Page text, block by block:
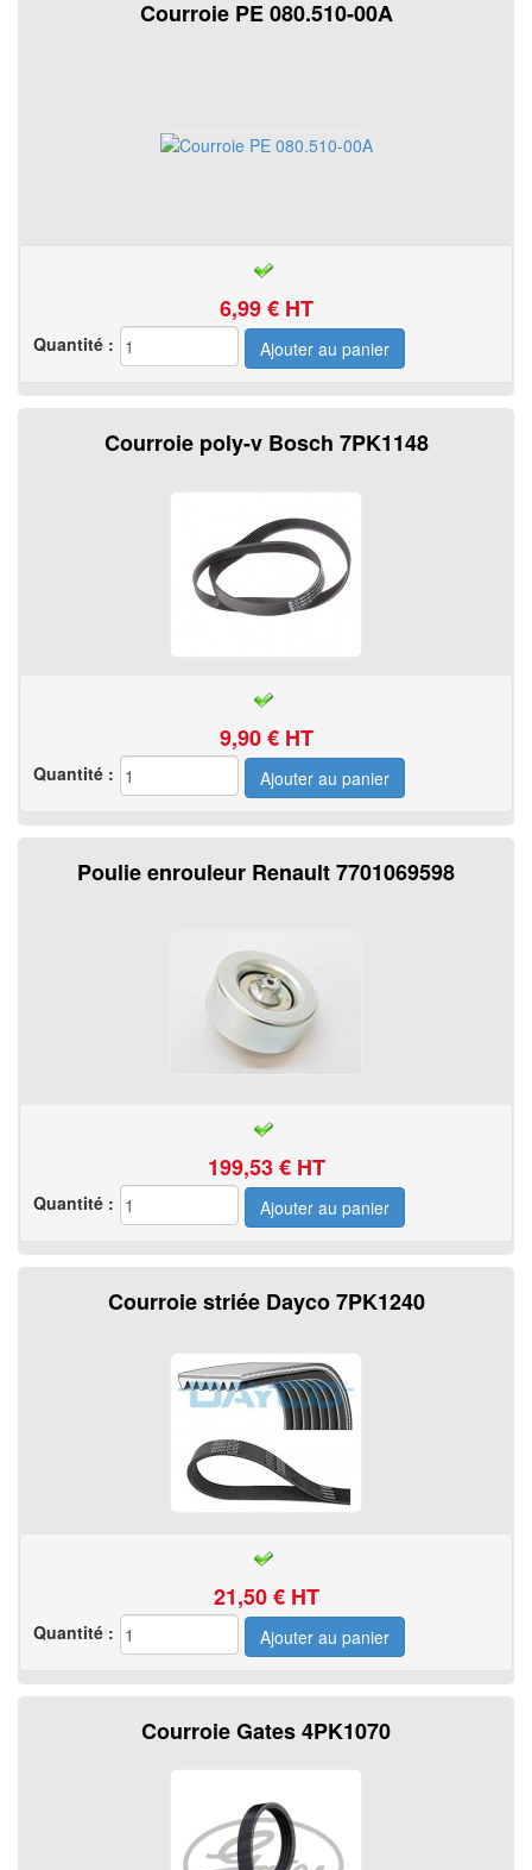
Courroie PE 080.510-00A
6,99€ HT
Quantité :
Courroie poly-v Bosch 7PK1148
9,90€ HT
Quantité :
Poulie enrouleur Renault 7701069598
199,53€ HT
Quantité :
Courroie striée Dayco 7PK1240
21,50€ HT
Quantité :
Courroie Gates 4PK1070